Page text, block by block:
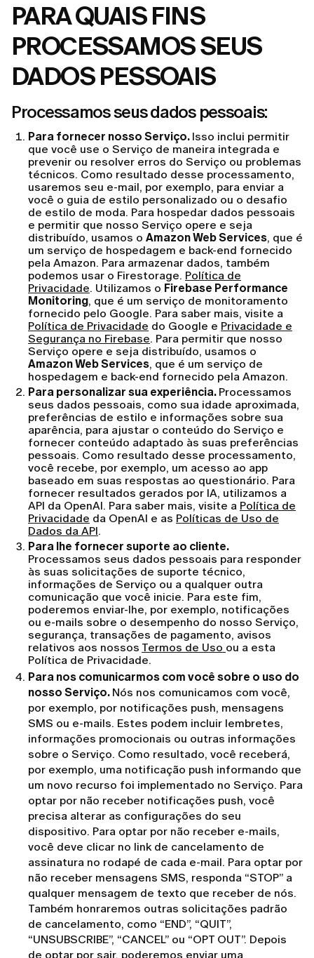
PARA QUAIS FINS
PROCESSAMOS SEUS
DADOS PESSOAIS
Processamos seus dados pessoais:
Para fornecer nosso Serviço. Isso inclui permitir
que você use o Serviço de maneira integrada e
prevenir ou resolver erros do Serviço ou problemas
técnicos. Como resultado desse processamento,
usaremos seu e-mail, por exemplo, para enviar a
você o guia de estilo personalizado ou o desafio
de estilo de moda. Para hospedar dados pessoais
e permitir que nosso Serviço opere e seja
distribuído, usamos o Amazon Web Services, que é
um serviço de hospedagem e back-end fornecido
pela Amazon. Para armazenar dados, também
podemos usar o Firestorage. Política de
Privacidade. Utilizamos o Firebase Performance
Monitoring, que é um serviço de monitoramento
fornecido pelo Google. Para saber mais, visite a
Política de Privacidade do Google e Privacidade e
Segurança no Firebase. Para permitir que nosso
Serviço opere e seja distribuído, usamos o
Amazon Web Services, que é um serviço de
hospedagem e back-end fornecido pela Amazon.
Para personalizar sua experiência. Processamos
seus dados pessoais, como sua idade aproximada,
preferências de estilo e informações sobre sua
aparência, para ajustar o conteúdo do Serviço e
fornecer conteúdo adaptado às suas preferências
pessoais. Como resultado desse processamento,
você recebe, por exemplo, um acesso ao app
baseado em suas respostas ao questionário. Para
fornecer resultados gerados por IA, utilizamos a
API da OpenAI. Para saber mais, visite a Política de
Privacidade da OpenAI e as Políticas de Uso de
Dados da API.
Para lhe fornecer suporte ao cliente.
Processamos seus dados pessoais para responder
às suas solicitações de suporte técnico,
informações de Serviço ou a qualquer outra
comunicação que você inicie. Para este fim,
poderemos enviar-lhe, por exemplo, notificações
ou e-mails sobre o desempenho do nosso Serviço,
segurança, transações de pagamento, avisos
relativos aos nossos Termos de Uso ou a esta
Política de Privacidade.
Para nos comunicarmos com você sobre o uso do
nosso Serviço. Nós nos comunicamos com você,
por exemplo, por notificações push, mensagens
SMS ou e-mails. Estes podem incluir lembretes,
informações promocionais ou outras informações
sobre o Serviço. Como resultado, você receberá,
por exemplo, uma notificação push informando que
um novo recurso foi implementado no Serviço. Para
optar por não receber notificações push, você
precisa alterar as configurações do seu
dispositivo. Para optar por não receber e-mails,
você deve clicar no link de cancelamento de
assinatura no rodapé de cada e-mail. Para optar por
não receber mensagens SMS, responda “STOP” a
qualquer mensagem de texto que receber de nós.
Também honraremos outras solicitações padrão
de cancelamento, como “END”, “QUIT”,
“UNSUBSCRIBE”, “CANCEL” ou “OPT OUT”. Depois
de optar por sair, poderemos enviar uma